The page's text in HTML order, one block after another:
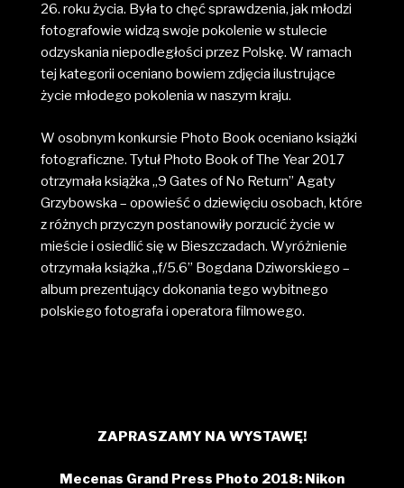
26. roku życia. Była to chęć sprawdzenia, jak młodzi
fotografowie widzą swoje pokolenie w stulecie
odzyskania niepodległości przez Polskę. W ramach
tej kategorii oceniano bowiem zdjęcia ilustrujące
życie młodego pokolenia w naszym kraju.
W osobnym konkursie Photo Book oceniano książki
fotograficzne. Tytuł Photo Book of The Year 2017
otrzymała książka „9 Gates of No Return” Agaty
Grzybowska – opowieść o dziewięciu osobach, które
z różnych przyczyn postanowiły porzucić życie w
mieście i osiedlić się w Bieszczadach. Wyróżnienie
otrzymała książka „f/5.6” Bogdana Dziworskiego –
album prezentujący dokonania tego wybitnego
polskiego fotografa i operatora filmowego.
ZAPRASZAMY NA WYSTAWĘ!
Mecenas Grand Press Photo 2018: Nikon